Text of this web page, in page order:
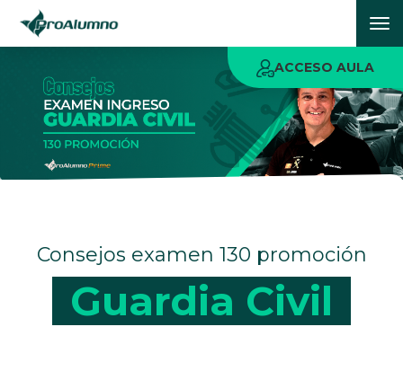
ACCESO AULA
Consejos examen 130 promoción
Guardia Civil